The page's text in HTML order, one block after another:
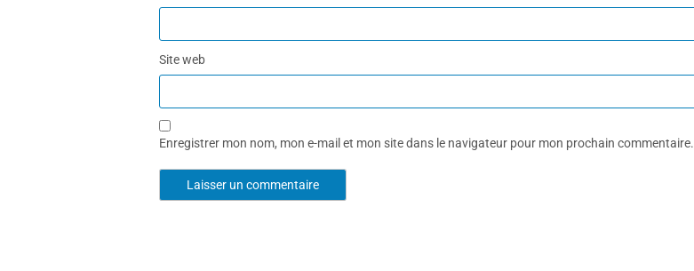
Site web
Enregistrer mon nom, mon e-mail et mon site dans le navigateur pour mon prochain commentaire.